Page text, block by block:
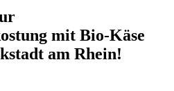
mit Bio-Käse
am Rhein!